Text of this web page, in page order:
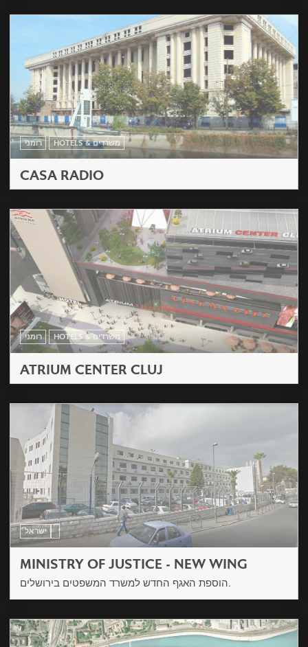
רומני HOTELS & משרדים
CASA RADIO
רומני HOTELS & משרדים
ATRIUM CENTER CLUJ
ישראל
MINISTRY OF JUSTICE - NEW WING
הוספת האגף החדש למשרד המשפטים בירושלים.